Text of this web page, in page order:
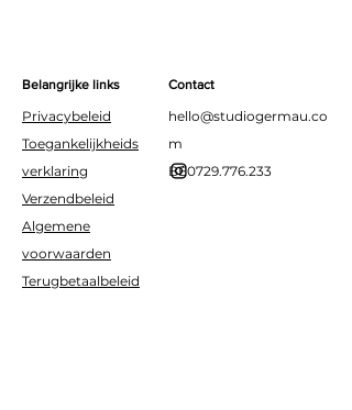
tafel speciaal maakt.
Belangrijke links
Privacybeleid
Toegankelijkheids
verklaring
Verzendbeleid
Algemene
voorwaarden
Terugbetaalbeleid
Contact
hello@studiogermau.co
m
BE0729.776.233